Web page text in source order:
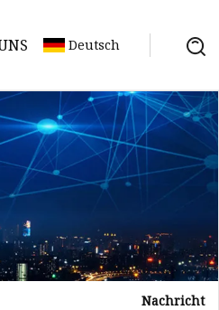
Deutsch
Nachricht